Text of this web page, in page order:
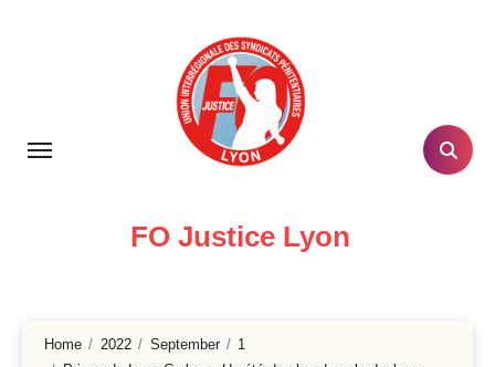
FO Justice Lyon
Home 2022 September
1